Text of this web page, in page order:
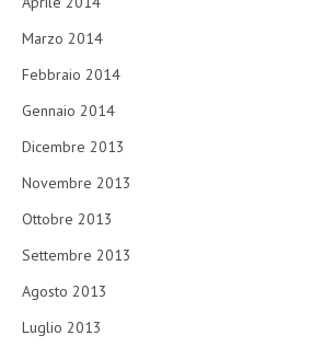
Marzo 2014
Febbraio 2014
Gennaio 2014
Dicembre 2013
Novembre 2013
Ottobre 2013
Settembre 2013
Agosto 2013
Luglio 2013